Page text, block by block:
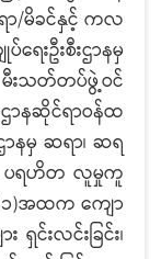
ရာ/မိခင်နှင့် ကလ
းဦးစီးဌာနမှ
၊ မီးသတ်တပ်ဖွဲ့ဝင်
ာနဆိုင်ရာဝန်ထ
ာနမှ ဆရာ၊ ဆရ
င့် ပရဟိတ လူမှုကူ
၁)အထက ကျော
ရှင်းလင်းခြင်း၊